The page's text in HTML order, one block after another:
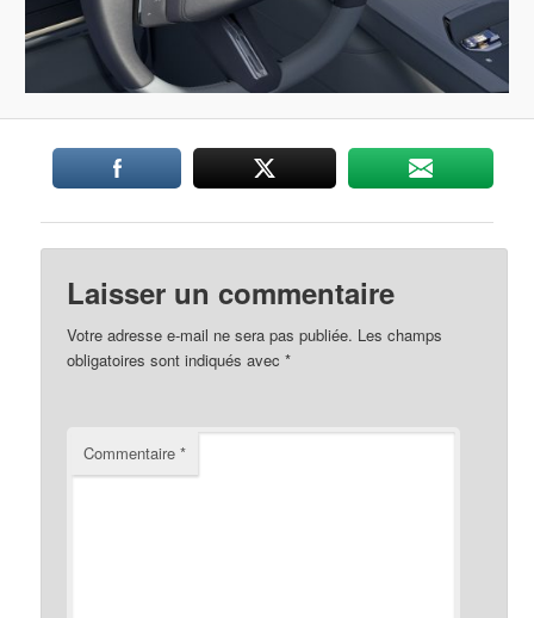
Laisser un commentaire
Votre adresse e-mail ne sera pas publiée. Les champs
obligatoires sont indiqués avec*
Commentaire*